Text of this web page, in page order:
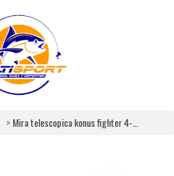
Mira telescopica konus fighter 4-12x40